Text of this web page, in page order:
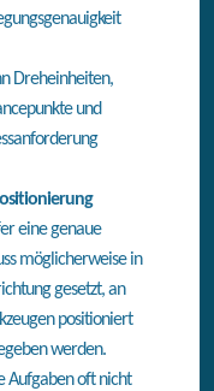
Dreheinheiten,
und
eine genaue
möglicherweise in
gesetzt, an
positioniert
werden.
Aufgaben oft nicht